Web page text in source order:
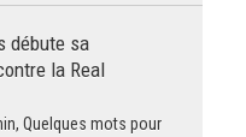
débute sa
la Real
Quelques mots pour